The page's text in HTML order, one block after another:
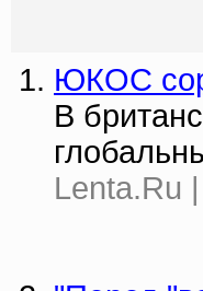
ЮКОС
В
Lenta.Ru